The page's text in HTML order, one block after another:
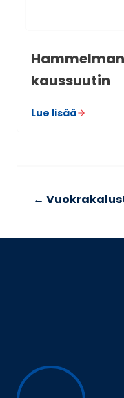
kaus­suu­tin
Lue lisää
←